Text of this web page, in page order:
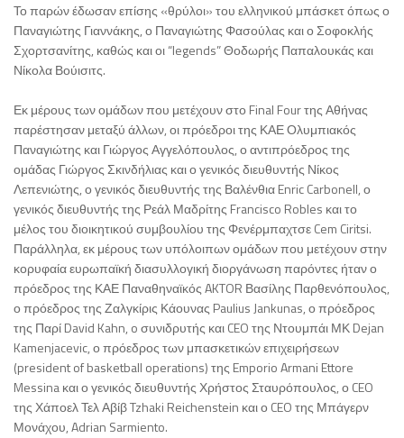
Το παρών έδωσαν επίσης «θρύλοι» του ελληνικού μπάσκετ όπως ο
Παναγιώτης Γιαννάκης, ο Παναγιώτης Φασούλας και ο Σοφοκλής
Σχορτσανίτης, καθώς και οι “legends” Θοδωρής Παπαλουκάς και
Νίκολα Βούισιτς.
Εκ μέρους των ομάδων που μετέχουν στο Final Four της Αθήνας
παρέστησαν μεταξύ άλλων, οι πρόεδροι της ΚΑΕ Ολυμπιακός
Παναγιώτης και Γιώργος Αγγελόπουλος, ο αντιπρόεδρος της
ομάδας Γιώργος Σκινδήλιας και ο γενικός διευθυντής Νίκος
Λεπενιώτης, ο γενικός διευθυντής της Βαλένθια Enric Carbonell, ο
γενικός διευθυντής της Ρεάλ Μαδρίτης Francisco Robles και το
μέλος του διοικητικού συμβουλίου της Φενέρμπαχτσε Cem Ciritsi.
Παράλληλα, εκ μέρους των υπόλοιπων ομάδων που μετέχουν στην
κορυφαία ευρωπαϊκή διασυλλογική διοργάνωση παρόντες ήταν ο
πρόεδρος της ΚΑΕ Παναθηναϊκός AKTOR Βασίλης Παρθενόπουλος,
ο πρόεδρος της Ζαλγκίρις Κάουνας Paulius Jankunas, ο πρόεδρος
της Παρί David Kahn, o συνιδρυτής και CEO της Ντουμπάι ΜΚ Dejan
Kamenjacevic, ο πρόεδρος των μπασκετικών επιχειρήσεων
(president of basketball operations) της Emporio Armani Ettore
Messina και ο γενικός διευθυντής Χρήστος Σταυρόπουλος, ο CEO
της Χάποελ Τελ Αβίβ Tzhaki Reichenstein και ο CEO της Μπάγερν
Μονάχου, Adrian Sarmiento.